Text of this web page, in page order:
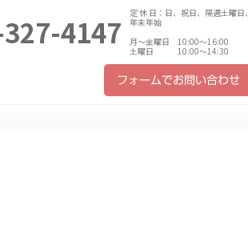
4147
定 休 日：日、祝日、隔週土曜日、
年末年始
月～金曜日 10:00～16:00
土曜日 10:00～14:30
フォームでお問い合わせ